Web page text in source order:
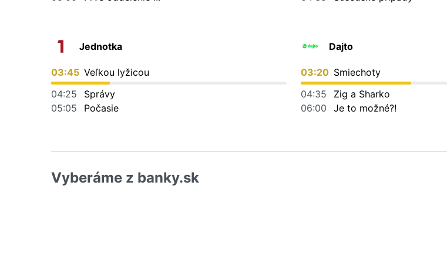
Jednotka
03:45 Veľkou lyžicou
04:25
Správy
05:05
Počasie
Dajto
03:20 Smiechoty
04:35
Zig a Sharko
06:00
Je to možné?!
Vyberáme z banky.sk